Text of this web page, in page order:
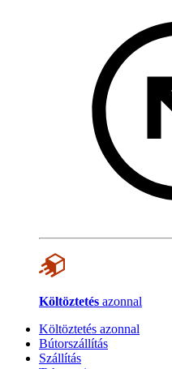
Költöztetés azonnal
Költöztetés azonnal
Bútorszállítás
Szállítás